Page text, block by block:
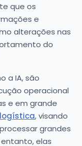
que os
e
alterações nas
do
a IA, são
operacional
e em grande
logística, visando
grandes
elas